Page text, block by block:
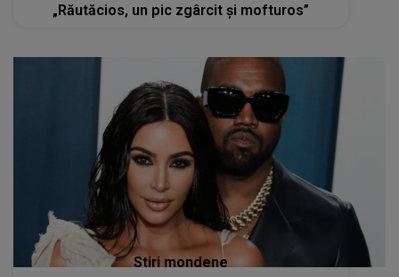
„Răutăcios, un pic zgârcit și mofturos”
Stiri mondene